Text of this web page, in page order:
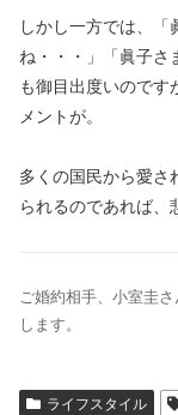
しかし一方では、「
ね・・・」「眞子さ
も御目出度いのです
メントが。
多くの国民から愛さ
られるのであれば、
ご婚約相手、小室圭
します。
ライフスタイル